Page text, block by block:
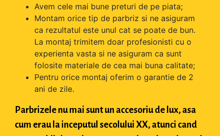
Avem cele mai bune preturi de pe piata;
Montam orice tip de parbriz si ne asiguram
ca rezultatul este unul cat se poate de bun.
La montaj trimitem doar profesionisti cu o
experienta vasta si ne asiguram ca sunt
folosite materiale de cea mai buna calitate;
Pentru orice montaj oferim o garantie de 2
ani de zile.
Parbrizele nu mai sunt un accesoriu de lux, asa
cum erau la inceputul secolului XX, atunci cand